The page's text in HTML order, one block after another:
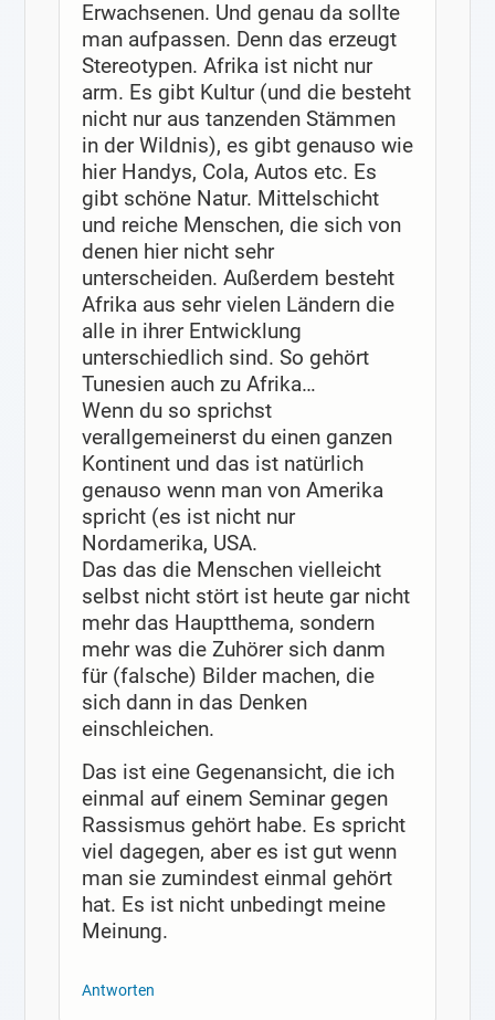
Erwachsenen. Und genau da sollte
man aufpassen. Denn das erzeugt
Stereotypen. Afrika ist nicht nur
arm. Es gibt Kultur (und die besteht
nicht nur aus tanzenden Stämmen
in der Wildnis), es gibt genauso wie
hier Handys, Cola, Autos etc. Es
gibt schöne Natur. Mittelschicht
und reiche Menschen, die sich von
denen hier nicht sehr
unterscheiden. Außerdem besteht
Afrika aus sehr vielen Ländern die
alle in ihrer Entwicklung
unterschiedlich sind. So gehört
Tunesien auch zu Afrika…
Wenn du so sprichst
verallgemeinerst du einen ganzen
Kontinent und das ist natürlich
genauso wenn man von Amerika
spricht (es ist nicht nur
Nordamerika, USA.
Das das die Menschen vielleicht
selbst nicht stört ist heute gar nicht
mehr das Hauptthema, sondern
mehr was die Zuhörer sich danm
für (falsche) Bilder machen, die
sich dann in das Denken
einschleichen.
Das ist eine Gegenansicht, die ich
einmal auf einem Seminar gegen
Rassismus gehört habe. Es spricht
viel dagegen, aber es ist gut wenn
man sie zumindest einmal gehört
hat. Es ist nicht unbedingt meine
Meinung.
Antworten